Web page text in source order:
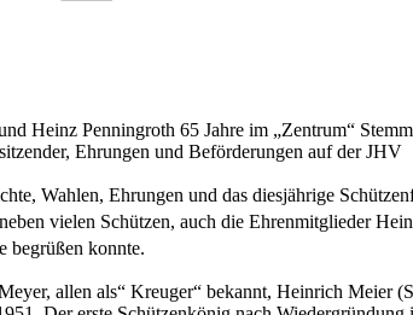
Heinz Penningroth 65 Jahre im „Zentrum“
Ehrungen und Beförderungen auf der JHV
Wahlen, Ehrungen und das diesjährige
vielen Schützen, auch die Ehrenmitglieder
begrüßen konnte.
allen als“ Kreuger“ bekannt, Heinrich Meier